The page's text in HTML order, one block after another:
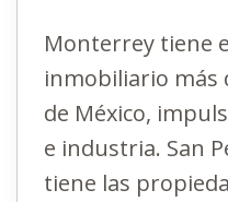
Monterrey tiene
inmobiliario más
de México,
e industria. San
tiene las